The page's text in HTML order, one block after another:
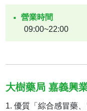
營業時間
09:00~22:00
大樹藥局 嘉義興
優質「綜合感冒藥